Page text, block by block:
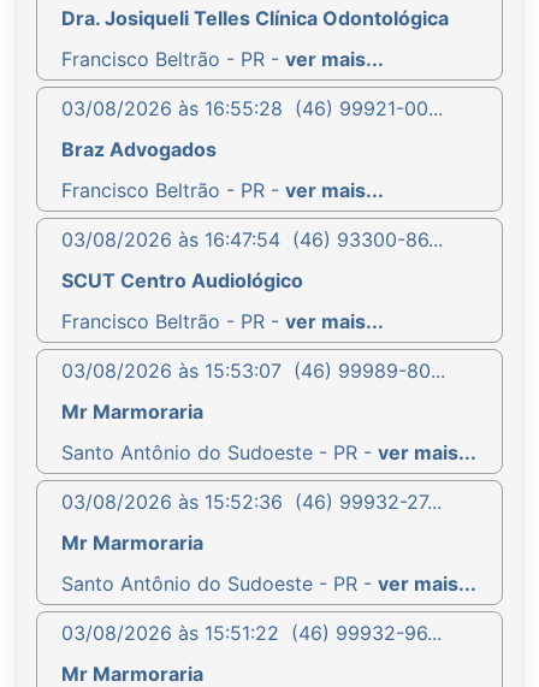
Dra. Josiqueli Telles Clínica Odontológica
Francisco Beltrão - PR - ver mais...
03/08/2026 às 16:55:28 (46) 99921-00...
Braz Advogados
Francisco Beltrão - PR - ver mais...
03/08/2026 às 16:47:54 (46) 93300-86...
SCUT Centro Audiológico
Francisco Beltrão - PR - ver mais...
03/08/2026 às 15:53:07 (46) 99989-80...
Mr Marmoraria
Santo Antônio do Sudoeste - PR - ver mais...
03/08/2026 às 15:52:36 (46) 99932-27...
Mr Marmoraria
Santo Antônio do Sudoeste - PR - ver mais...
03/08/2026 às 15:51:22 (46) 99932-96...
Mr Marmoraria